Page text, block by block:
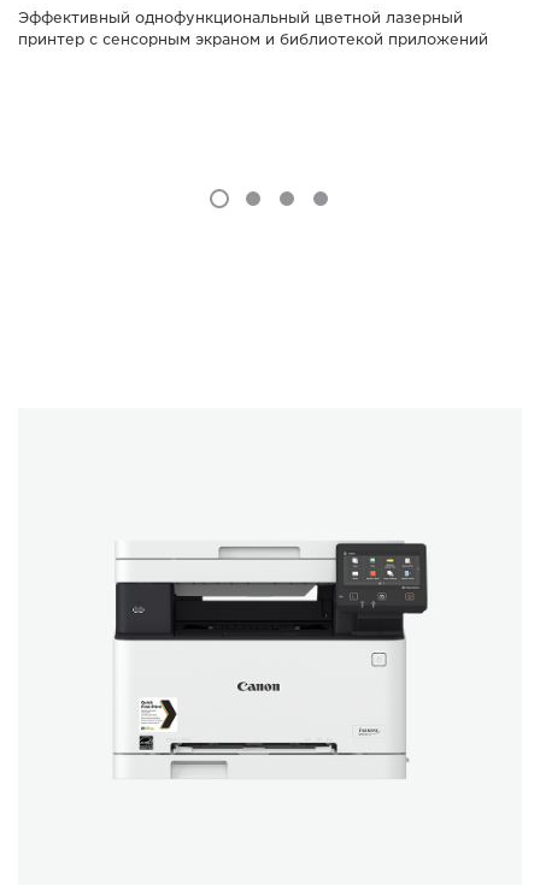
Эффективный однофункциональный цветной лазерный
принтер с сенсорным экраном и библиотекой приложений